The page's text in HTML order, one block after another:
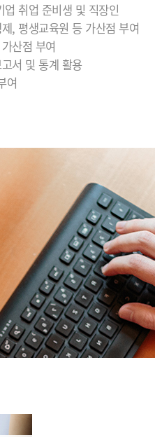
취업 준비생 및 직장인
, 평생교육원 등 가산점 부여
산점 부여
서 및 통계 활용
여